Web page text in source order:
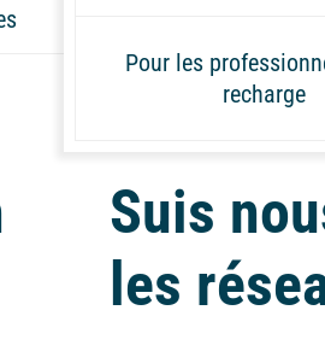
Pour les
recharge
Suis
les